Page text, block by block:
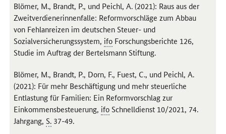
Blömer, M., Brandt, P., und Peichl, A. (2021): Raus aus der
Zweitverdienerinnenfalle: Reformvorschläge zum Abbau
von Fehlanreizen im deutschen Steuer- und
Sozialversicherungssystem, ifo Forschungsberichte 126,
Studie im Auftrag der Bertelsmann Stiftung.
Blömer, M., Brandt, P., Dorn, F., Fuest, C., und Peichl, A.
(2021): Für mehr Beschäftigung und mehr steuerliche
Entlastung für Familien: Ein Reformvorschlag zur
Einkommensbesteuerung, ifo Schnelldienst 10/2021, 74.
Jahrgang, S. 37-49.